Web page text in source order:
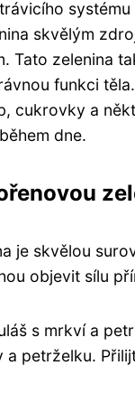
skvělým
Tato zelenina
funkci
cukrovky a
dne.
je skvělou
objevit sílu
s mrkví a
a petrželku.